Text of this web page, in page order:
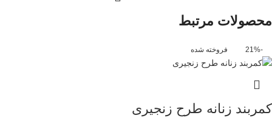
محصولات مرتبط
-21% فروخته شده
کمربند زنانه طرح زنجیری